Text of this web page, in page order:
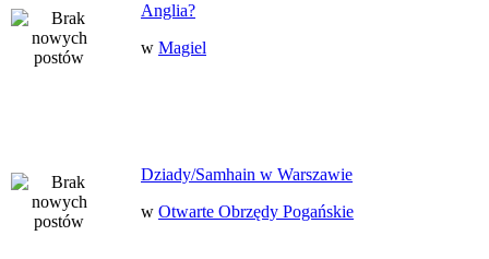
Anglia?
w Magiel
Dziady/Samhain w Warszawie
w Otwarte Obrzędy Pogańskie